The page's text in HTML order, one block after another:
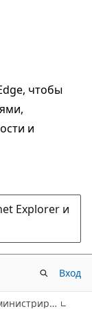
чтобы
и
Explorer и
Вход
Инструкции по автоматизированному администрированию (среда SQL Server Management Studio)